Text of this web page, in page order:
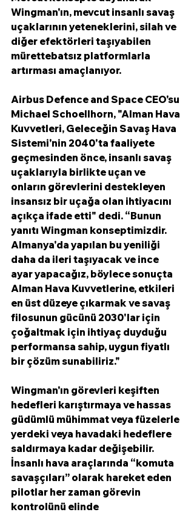
Wingman'ın, mevcut insanlı savaş
uçaklarının yeteneklerini, silah ve
diğer efektörleri taşıyabilen
mürettebatsız platformlarla
artırması amaçlanıyor.
Airbus Defence and Space CEO'su
Michael Schoellhorn, "Alman Hava
Kuvvetleri, Geleceğin Savaş Hava
Sistemi'nin 2040'ta faaliyete
geçmesinden önce, insanlı savaş
uçaklarıyla birlikte uçan ve
onların görevlerini destekleyen
insansız bir uçağa olan ihtiyacını
açıkça ifade etti" dedi. “Bunun
yanıtı Wingman konseptimizdir.
Almanya'da yapılan bu yeniliği
daha da ileri taşıyacak ve ince
ayar yapacağız, böylece sonuçta
Alman Hava Kuvvetlerine, etkileri
en üst düzeye çıkarmak ve savaş
filosunun gücünü 2030'lar için
çoğaltmak için ihtiyaç duyduğu
performansa sahip, uygun fiyatlı
bir çözüm sunabiliriz."
Wingman'ın görevleri keşiften
hedefleri karıştırmaya ve hassas
güdümlü mühimmat veya füzelerle
yerdeki veya havadaki hedeflere
saldırmaya kadar değişebilir.
İnsanlı hava araçlarında “komuta
savaşçıları” olarak hareket eden
pilotlar her zaman görevin
kontrolünü elinde